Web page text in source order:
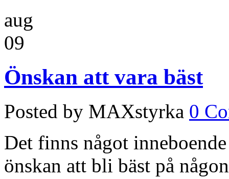
aug
09
Önskan att vara bäst
Posted by MAXstyrka 0
Det finns något
önskan att bli bäst på